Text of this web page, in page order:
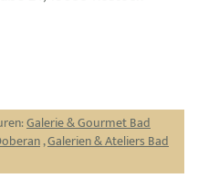
Galerie & Gourmet Bad
,Galerien & Ateliers Bad